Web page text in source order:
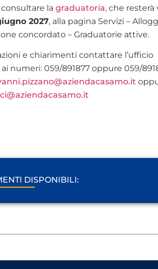
consultare la graduatoria, che resterà
2027, alla pagina Servizi –
concordato – Graduatorie attive.
e chiarimenti contattare l’ufficio
numeri: 059/891877 oppure 059/
DISPONIBILI: